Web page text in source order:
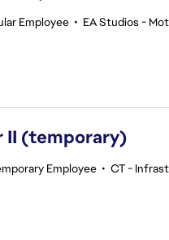
Employee • EA Studios -
II (temporary)
Employee • CT -